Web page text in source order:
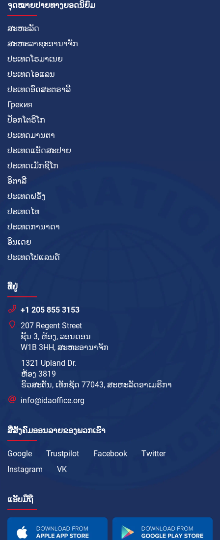
ຈຸດໝາຍປາຍທາງຍອດນິຍົມ
ສະຫະລັດ
ສະຫະລາຊະອານາຈັກ
ປະເທດໂຣມາເນຍ
ປະເທດໄອແລນ
ປະເທດອົດສະຕຣາລີ
Грекия
ປັອກໂຕຣິໂກ
ປະເທດມານຕາ
ປະເທດແອັດສະປາຍ
ປະເທດເມັກຊິໂກ
ອິຕາລີ
ປະເທດຝຣັ່ງ
ປະເທດໄທ
ປະເທດການາດາ
ອິນເດຍ
ປະເທດໂປແລນດ໌
ທີ່ຢູ່
+1 205 855 3153
207 Regent Street
ຊັ້ນ 3, ຫ້ອງ, ລອນດອນ
W1B 3HH, ສະຫະອານາຈັກ
1321 Upland Dr.
ຫ້ອງ 3819
ຮິວສະຕັນ, ເທັກຊັດ 77043, ສະຫະລັດອາເມຣິກາ
info@idaoffice.org
ສື່ສັງຄົມອອນລາຍຂອງພວກເຮົາ
Google Trustpilot Facebook
Twitter
Instagram
VK
ແອັບມືຖື